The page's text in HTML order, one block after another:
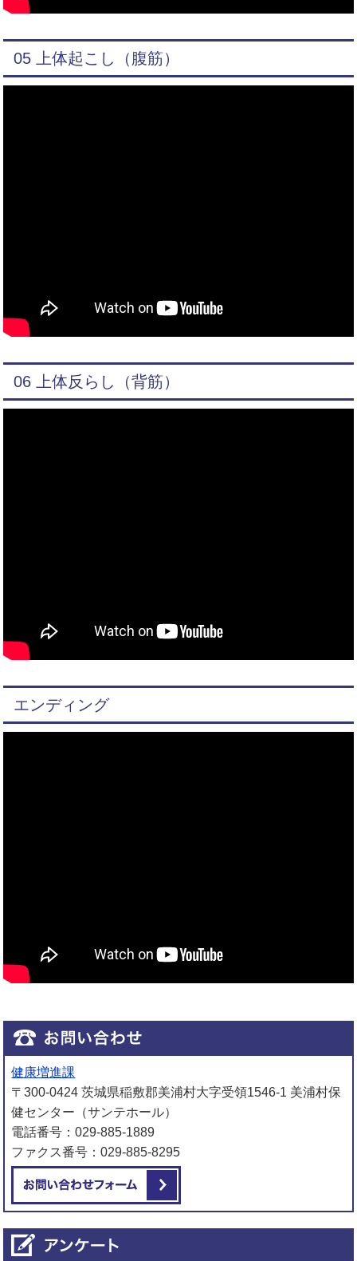
05 上体起こし（腹筋）
06 上体反らし（背筋）
エンディング
健康増進課
〒300-0424 茨城県稲敷郡美浦村大字受領1546-1 美浦村保
健センター（サンテホール）
電話番号：029-885-1889
ファクス番号：029-885-8295